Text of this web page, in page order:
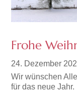
Frohe
24. Dezember
Wir wünschen
für das neue